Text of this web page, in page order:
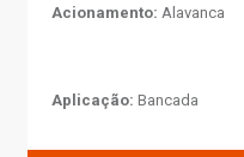
Acionamento: Alavanca
Aplicação: Bancada